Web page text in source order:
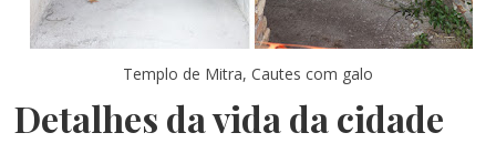
Templo de Mitra, Cautes com galo
Detalhes da vida da cidade